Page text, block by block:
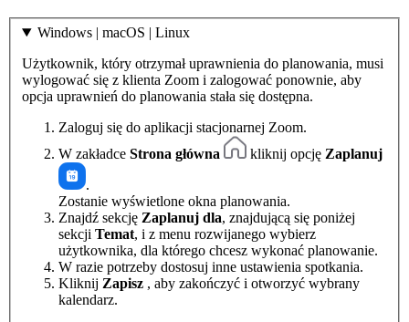
Windows | macOS | Linux
Użytkownik, który otrzymał uprawnienia do planowania, musi
wylogować się z klienta Zoom i zalogować ponownie, aby
opcja uprawnień do planowania stała się dostępna.
Zaloguj się do aplikacji stacjonarnej Zoom.
W zakładce Strona główna kliknij opcję Zaplanuj
.
Zostanie wyświetlone okna planowania.
Znajdź sekcję Zaplanuj dla, znajdującą się poniżej
sekcji Temat, i z menu rozwijanego wybierz
użytkownika, dla którego chcesz wykonać planowanie.
W razie potrzeby dostosuj inne ustawienia spotkania.
Kliknij Zapisz , aby zakończyć i otworzyć wybrany
kalendarz.